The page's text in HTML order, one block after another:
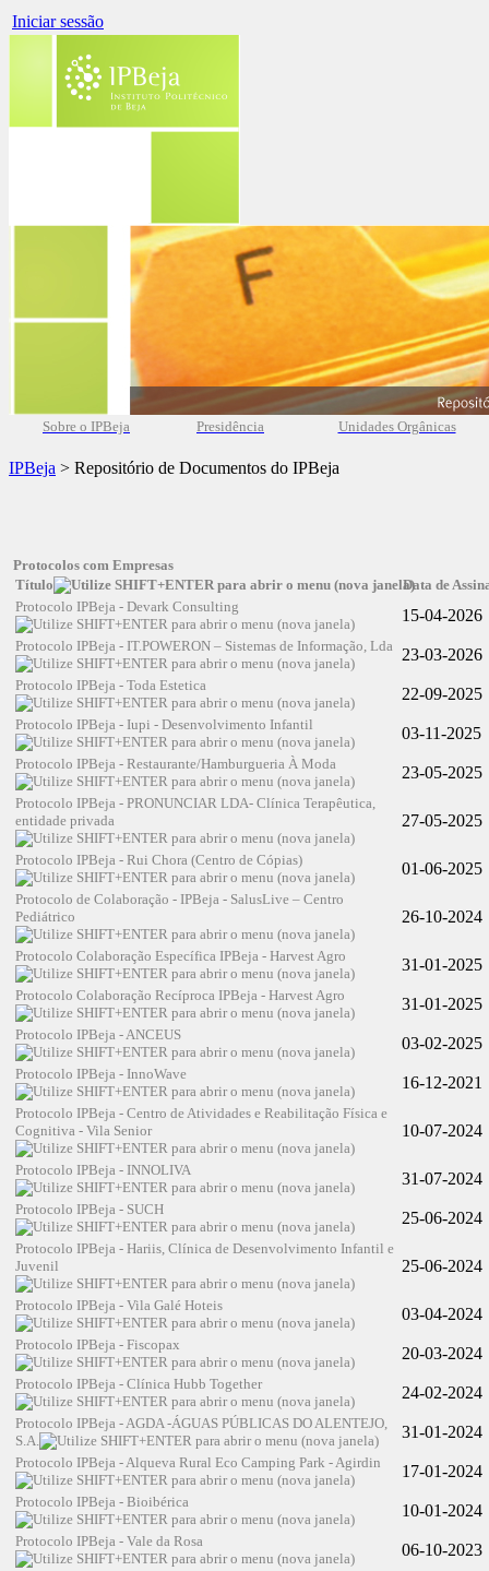
Iniciar sessão
Sobre o IPBeja Presidência Unidades Orgânicas
IPBeja > Repositório de Documentos do IPBeja
Protocolos com Empresas
Título
Data de
Protocolo IPBeja - Devark Consulting
15-04-2026
Protocolo IPBeja - IT.POWERON – Sistemas de Informação, Lda 23-03-2026
Protocolo IPBeja - Toda Estetica 22-09-2025
Protocolo IPBeja - Iupi - Desenvolvimento Infantil 03-11-2025
Protocolo IPBeja - Restaurante/Hamburgueria À Moda 23-05-2025
Protocolo IPBeja - PRONUNCIAR LDA- Clínica Terapêutica,
entidade privada
27-05-2025
Protocolo IPBeja - Rui Chora (Centro de Cópias) 01-06-2025
Protocolo de Colaboração - IPBeja - SalusLive – Centro
Pediátrico
26-10-2024
Protocolo Colaboração Específica IPBeja - Harvest Agro 31-01-2025
Protocolo Colaboração Recíproca IPBeja - Harvest Agro 31-01-2025
Protocolo IPBeja - ANCEUS 03-02-2025
Protocolo IPBeja - InnoWave 16-12-2021
Protocolo IPBeja - Centro de Atividades e Reabilitação Física e
Cognitiva - Vila Senior
10-07-2024
Protocolo IPBeja - INNOLIVA 31-07-2024
Protocolo IPBeja - SUCH 25-06-2024
Protocolo IPBeja - Hariis, Clínica de Desenvolvimento Infantil e
Juvenil
25-06-2024
Protocolo IPBeja - Vila Galé Hoteis 03-04-2024
Protocolo IPBeja - Fiscopax 20-03-2024
Protocolo IPBeja - Clínica Hubb Together 24-02-2024
Protocolo IPBeja - AGDA -ÁGUAS PÚBLICAS DO ALENTEJO,
S.A.
31-01-2024
Protocolo IPBeja - Alqueva Rural Eco Camping Park - Agirdin 17-01-2024
Protocolo IPBeja - Bioibérica 10-01-2024
Protocolo IPBeja - Vale da Rosa 06-10-2023